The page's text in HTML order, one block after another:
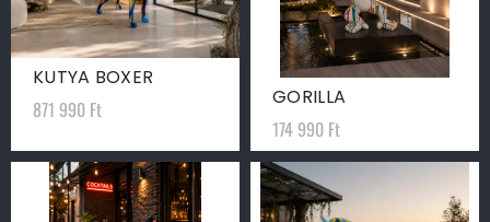
KUTYA BOXER
871 990 Ft GORILLA
174 990 Ft